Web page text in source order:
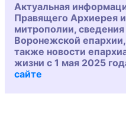
Актуальная
Правящего Архиерея
митрополии,
Воронежской
также новости
жизни с 1 мая 2025
сайте